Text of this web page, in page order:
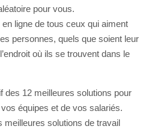
pour vous.
en ligne de tous ceux qui aiment
personnes, quels que soient leur
où ils se trouvent dans le
des 12 meilleures solutions pour
équipes et de vos salariés.
meilleures solutions de travail